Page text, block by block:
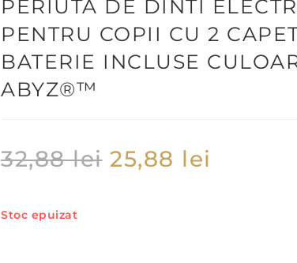
PERIUTA DE DINTI
PENTRU COPII CU 2
BATERIE INCLUSE
ABYZ®™
32,88lei 25,88 lei
Stoc epuizat